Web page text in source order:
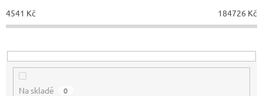
o
d
k
t
4541 Kč 184726 Kč
Na skladě 0